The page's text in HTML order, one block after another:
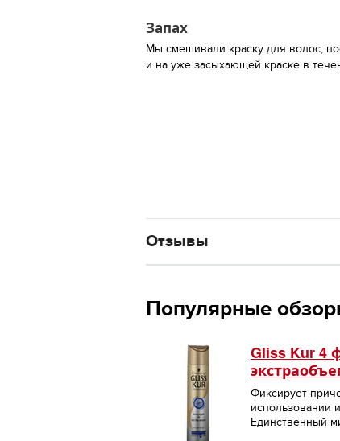
Запах
Мы смешивали краску для волос,
и на уже засыхающей краске в
Отзывы
Популярные
Gliss Kur 4
Фиксирует
использовании
Единственный